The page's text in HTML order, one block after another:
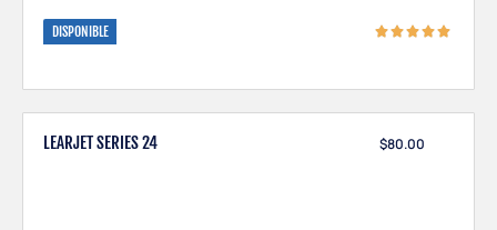
DISPONIBLE
LEARJET SERIES 24 $80.00